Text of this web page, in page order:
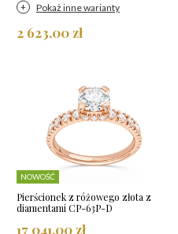
Pokaż inne warianty
2 623,00 zł
NOWOŚĆ
Pierścionek z różowego złota z
diamentami CP-63P-D
17 041,00 zł